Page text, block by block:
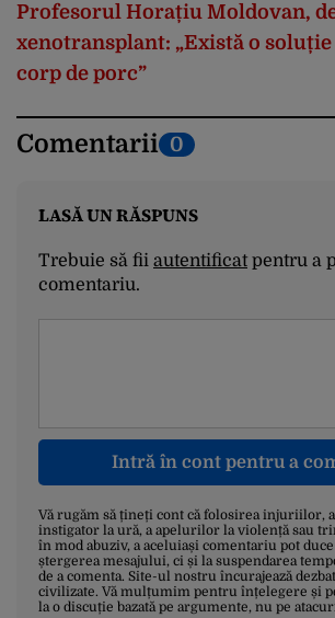
Profesorul Horațiu Moldovan,
xenotransplant: „Există o
corp de porc”
Comentarii 0
LASĂ UN RĂSPUNS
Trebuie să fii autentificatpentru a
comentariu.
Intră în cont pentru a
Vă rugăm să țineți cont că folosirea injuriilor,
instigator la ură, a apelurilor la violență sau
în mod abuziv, a aceluiași comentariu pot
ștergerea mesajului, ci și la suspendarea
de a comenta. Site-ul nostru încurajează
civilizate. Vă mulțumim pentru înțelegere și
la o discuție bazată pe argumente, nu pe